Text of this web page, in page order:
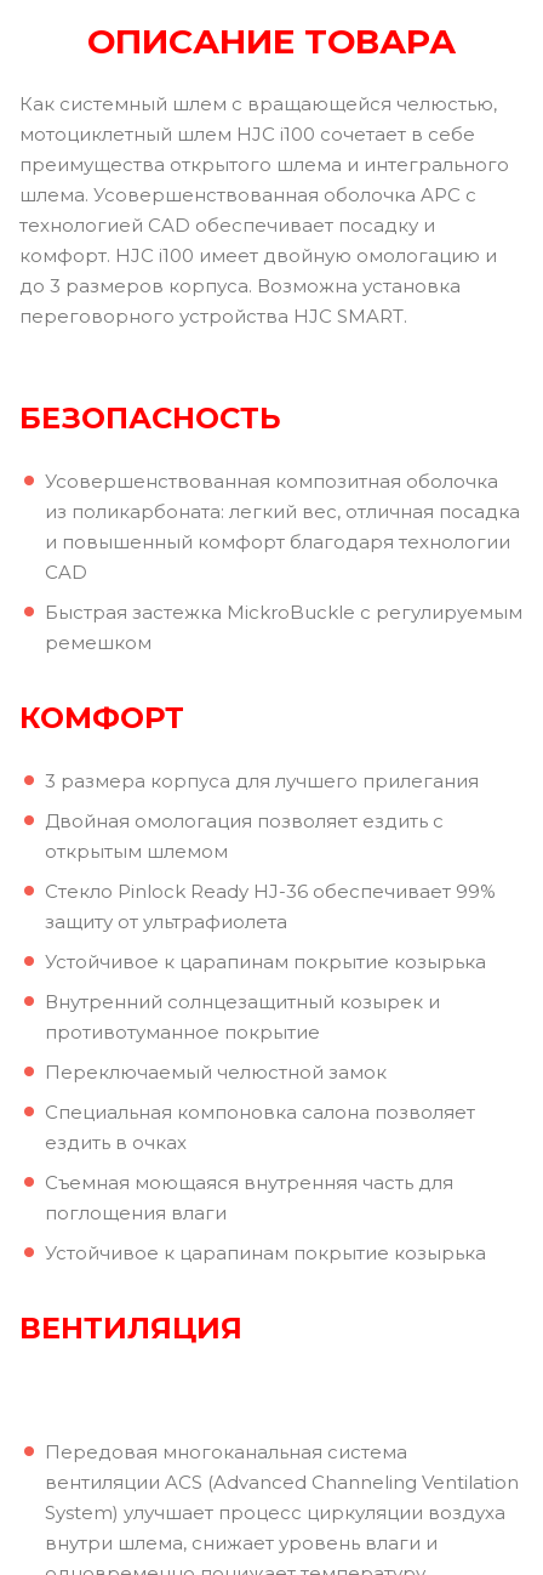
ОПИСАНИЕ ТОВАРА
Как системный шлем с вращающейся челюстью,
мотоциклетный шлем HJC i100 сочетает в себе
преимущества открытого шлема и интегрального
шлема. Усовершенствованная оболочка APC с
технологией CAD обеспечивает посадку и
комфорт. HJC i100 имеет двойную омологацию и
до 3 размеров корпуса. Возможна установка
переговорного устройства HJC SMART.
БЕЗОПАСНОСТЬ
Усовершенствованная композитная оболочка
из поликарбоната: легкий вес, отличная посадка
и повышенный комфорт благодаря технологии
CAD
Быстрая застежка MickroBuckle с регулируемым
ремешком
КОМФОРТ
3 размера корпуса для лучшего прилегания
Двойная омологация позволяет ездить с
открытым шлемом
Стекло Pinlock Ready HJ-36 обеспечивает 99%
защиту от ультрафиолета
Устойчивое к царапинам покрытие козырька
Внутренний солнцезащитный козырек и
противотуманное покрытие
Переключаемый челюстной замок
Специальная компоновка салона позволяет
ездить в очках
Съемная моющаяся внутренняя часть для
поглощения влаги
Устойчивое к царапинам покрытие козырька
ВЕНТИЛЯЦИЯ
Передовая многоканальная система
вентиляции ACS (Advanced Channeling Ventilation
System) улучшает процесс циркуляции воздуха
внутри шлема, снижает уровень влаги и